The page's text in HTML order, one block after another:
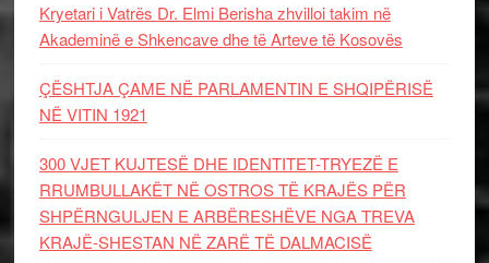
Kryetari i Vatrës Dr. Elmi Berisha zhvilloi takim në
Akademinë e Shkencave dhe të Arteve të Kosovës
ÇËSHTJA ÇAME NË PARLAMENTIN E SHQIPËRISË
NË VITIN 1921
300 VJET KUJTESË DHE IDENTITET-TRYEZË E
RRUMBULLAKËT NË OSTROS TË KRAJËS PËR
SHPËRNGULJEN E ARBËRESHËVE NGA TREVA
KRAJË-SHESTAN NË ZARË TË DALMACISË